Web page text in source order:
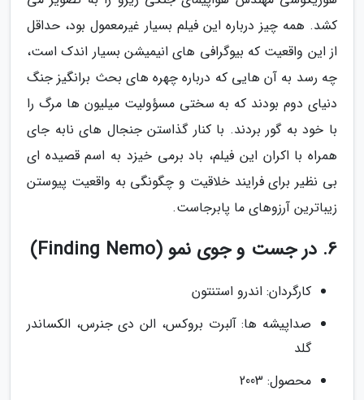
کشد. همه چیز درباره این فیلم بسیار غیرمعمول بود، حداقل
از این واقعیت که بیوگرافی های انیمیشن بسیار اندک است،
چه رسد به آن هایی که درباره چهره های بحث برانگیز جنگ
دنیای دوم بودند که به سختی مسؤولیت میلیون ها مرگ را
با خود به گور بردند. با کنار گذاستن جنجال های نابه جای
همراه با اکران این فیلم، باد برمی خیزد به اسم قصیده ای
بی نظیر برای فرایند خلاقیت و چگونگی به واقعیت پیوستن
زیباترین آرزوهای ما پابرجاست.
6. در جست و جوی نمو (Finding Nemo)
کارگردان: اندرو استنتون
صداپیشه ها: آلبرت بروکس، الن دی جنرس، الکساندر
گلد
محصول: 2003